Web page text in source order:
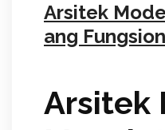
Arsitek
ang
Arsitek